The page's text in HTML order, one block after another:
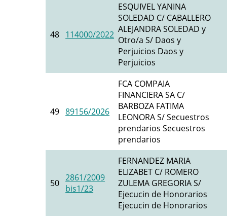
48 114000/2022
ESQUIVEL YANINA
SOLEDAD C/ CABALLERO
ALEJANDRA SOLEDAD y
Otro/a S/ Daos y
Perjuicios Daos y
Perjuicios
49 89156/2026
FCA COMPAIA
FINANCIERA SA C/
BARBOZA FATIMA
LEONORA S/ Secuestros
prendarios Secuestros
prendarios
50 2861/2009
bis1/23
FERNANDEZ MARIA
ELIZABET C/ ROMERO
ZULEMA GREGORIA S/
Ejecucin de Honorarios
Ejecucin de Honorarios